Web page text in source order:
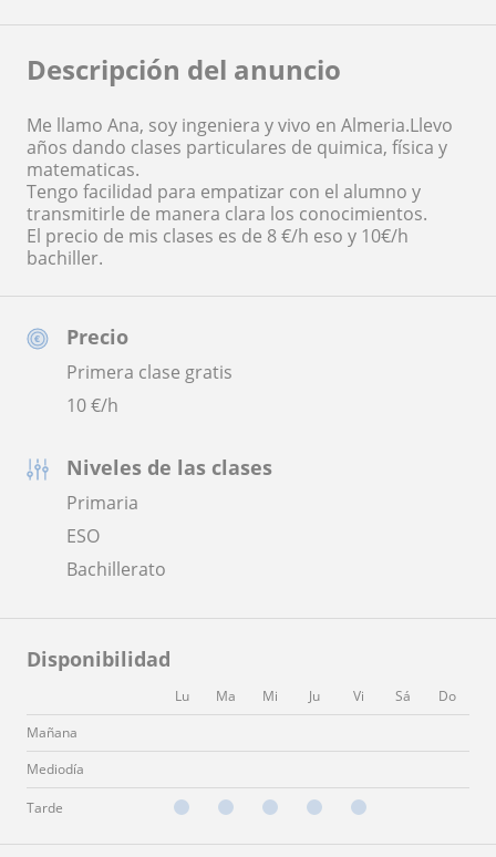
Precio
Primera clase gratis
10€/h
Niveles de las clases
Primaria
ESO
Bachillerato
Disponibilidad
Lu Ma Mi Ju Vi Sá
Do
Mañana
Mediodía
Tarde
Descripción del anuncio
Me llamo Ana, soy ingeniera y vivo en Almeria.Llevo
años dando clases particulares de quimica, física y
matematicas.
Tengo facilidad para empatizar con el alumno y
transmitirle de manera clara los conocimientos.
El precio de mis clases es de 8 €/h eso y 10€/h
bachiller.